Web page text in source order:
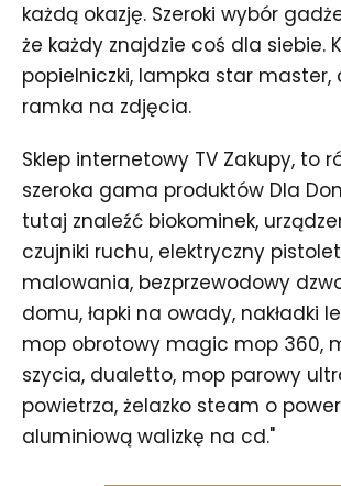
każdą okazję. Szeroki wybór
że każdy znajdzie coś dla siebie.
popielniczki, lampka star master,
ramka na zdjęcia.
Sklep internetowy TV Zakupy, to
szeroka gama produktów Dla
tutaj znaleźć biokominek,
czujniki ruchu, elektryczny
malowania, bezprzewodowy
domu, łapki na owady, nakładki
mop obrotowy magic mop 360,
szycia, dualetto, mop parowy
powietrza, żelazko steam o
aluminiową walizkę na cd."